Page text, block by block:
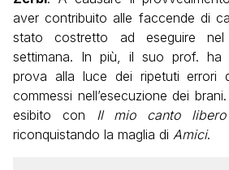
aver contribuito alle faccende di
stato costretto ad eseguire
settimana. In più, il suo prof. ha
prova alla luce dei ripetuti errori
commessi nell’esecuzione dei
esibito con Il mio canto libero
riconquistando la maglia di Amici.